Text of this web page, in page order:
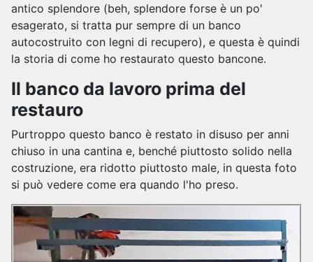
antico splendore (beh, splendore forse è un po'
esagerato, si tratta pur sempre di un banco
autocostruito con legni di recupero), e questa è quindi
la storia di come ho restaurato questo bancone.
Il banco da lavoro prima del
restauro
Purtroppo questo banco è restato in disuso per anni
chiuso in una cantina e, benché piuttosto solido nella
costruzione, era ridotto piuttosto male, in questa foto
si può vedere come era quando l'ho preso.